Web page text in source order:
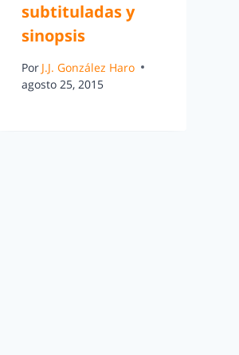
subtituladas y
sinopsis
Por J.J. González Haro
agosto 25, 2015